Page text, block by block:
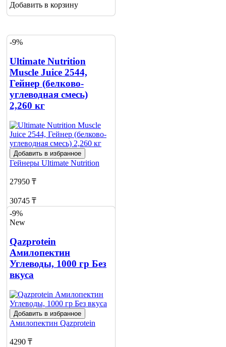
Добавить в корзину
-9%
Ultimate Nutrition
Muscle Juice 2544,
Гейнер (белково-
углеводная смесь)
2,260 кг
Добавить в избранное
Гейнеры Ultimate Nutrition
27950 ₸
30745 ₸
Добавить в корзину
-9%
New
Qazprotein
Амилопектин
Углеводы, 1000 гр Без
вкуса
Добавить в избранное
Амилопектин Qazprotein
4290 ₸